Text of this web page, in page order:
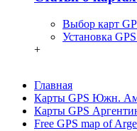
Выбор карт
Установка
+
Главная
Карты GPS Южн.
Карты GPS
Free GPS map of